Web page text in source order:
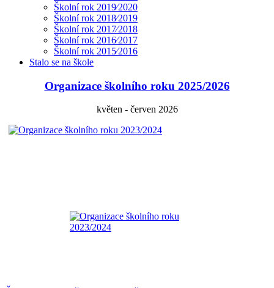
Školní rok 2019⁄2020
Školní rok 2018⁄2019
Školní rok 2017⁄2018
Školní rok 2016⁄2017
Školní rok 2015⁄2016
Stalo se na škole
Organizace školního roku 2025/2026
květen - červen 2026